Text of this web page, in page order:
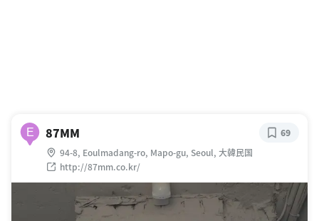
E 87MM
94-8, Eoulmadang-ro, Mapo-gu, Seoul, 大韓民国
http://87mm.co.kr/
69